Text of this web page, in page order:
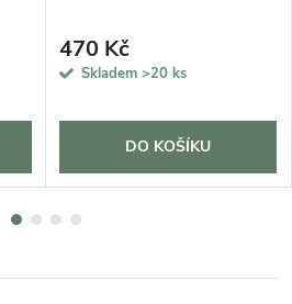
470 Kč
Skladem >20 ks
DO KOŠÍKU